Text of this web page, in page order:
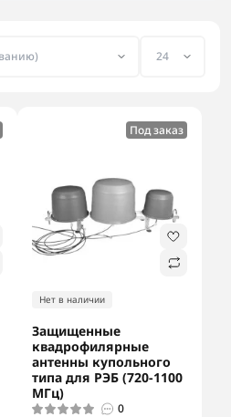
Под заказ
Нет в наличии
Защищенные
квадрофилярные
антенны купольного
типа для РЭБ (720-1100
МГц)
0